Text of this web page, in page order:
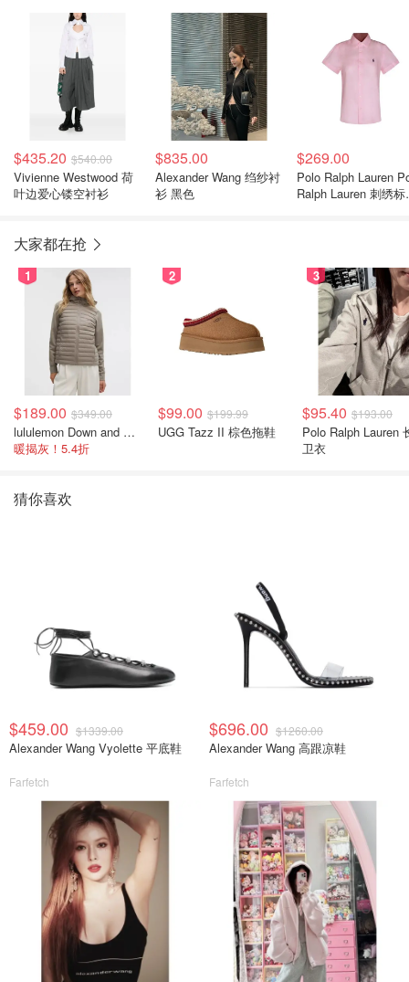
$435.20 $540.00
Vivienne Westwood 荷
叶边爱心镂空衬衫
$835.00
Alexander Wang 绉纱衬
衫 黑色
$269.00
Polo Ralph Lauren
Ralph Lauren 刺绣标
大家都在抢
1
$189.00 $349.00
lululemon Down and Around 羽绒夹克
暖揭灰！5.4折
2
$99.00 $199.99
UGG Tazz II 棕色拖鞋
3
$95.40 $193.00
Polo Ralph Lauren
卫衣
猜你喜欢
$459.00 $1339.00
Alexander Wang Vyolette 平底鞋
Farfetch
$696.00 $1260.00
Alexander Wang 高跟凉鞋
Farfetch